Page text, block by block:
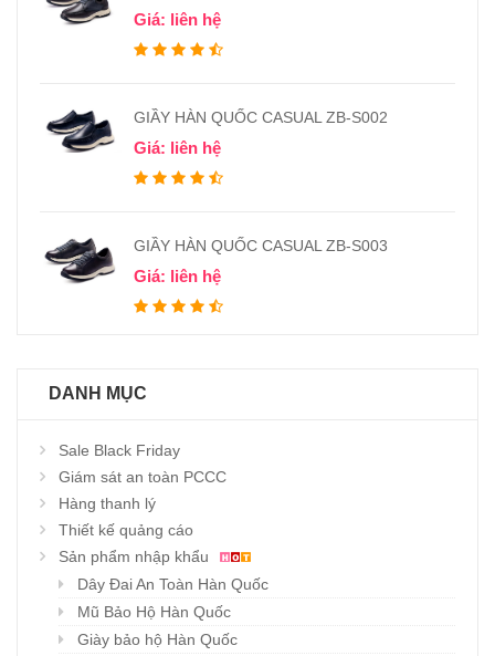
Giá: liên hệ
GIẦY HÀN QUỐC CASUAL ZB-S002
Giá: liên hệ
GIẦY HÀN QUỐC CASUAL ZB-S003
Giá: liên hệ
DANH MỤC
Sale Black Friday
Giám sát an toàn PCCC
Hàng thanh lý
Thiết kế quảng cáo
Sản phẩm nhập khẩu
Dây Đai An Toàn Hàn Quốc
Mũ Bảo Hộ Hàn Quốc
Giày bảo hộ Hàn Quốc